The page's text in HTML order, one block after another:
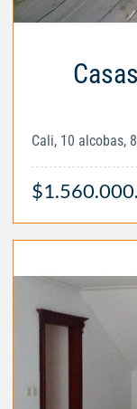
Cali, 10 alcobas,